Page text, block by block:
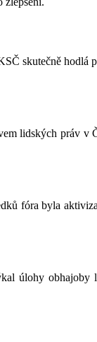
skutečně hodlá
lidských práv v
fóra byla
úlohy obhajoby